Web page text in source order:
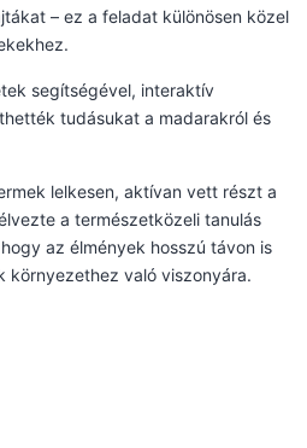
– ez a feladat különösen közel
segítségével, interaktív
tudásukat a madarakról és
lelkesen, aktívan vett részt a
a természetközeli tanulás
az élmények hosszú távon is
környezethez való viszonyára.